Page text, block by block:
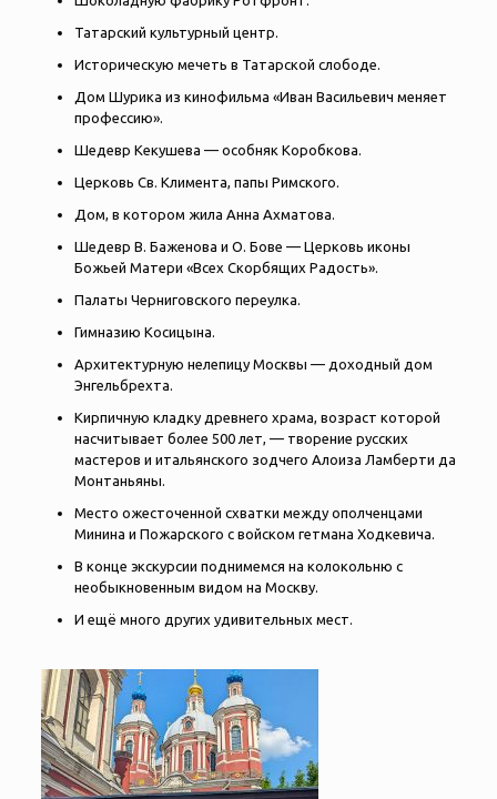
Татарский культурный центр.
Историческую мечеть в Татарской слободе.
Дом Шурика из кинофильма «Иван Васильевич меняет
профессию».
Шедевр Кекушева — особняк Коробкова.
Церковь Св. Климента, папы Римского.
Дом, в котором жила Анна Ахматова.
Шедевр В. Баженова и О. Бове — Церковь иконы
Божьей Матери «Всех Скорбящих Радость».
Палаты Черниговского переулка.
Гимназию Косицына.
Архитектурную нелепицу Москвы — доходный дом
Энгельбрехта.
Кирпичную кладку древнего храма, возраст которой
насчитывает более 500 лет, — творение русских
мастеров и итальянского зодчего Алоиза Ламберти да
Монтаньяны.
Место ожесточенной схватки между ополченцами
Минина и Пожарского с войском гетмана Ходкевича.
В конце экскурсии поднимемся на колокольню с
необыкновенным видом на Москву.
И ещё много других удивительных мест.